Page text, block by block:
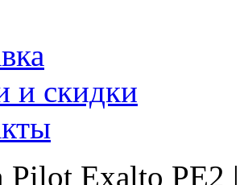
и скидки
Exalto PE2